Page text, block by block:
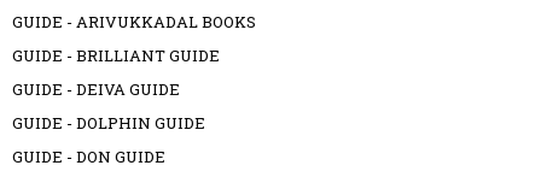
GUIDE - ARIVUKKADAL BOOKS
GUIDE - BRILLIANT GUIDE
GUIDE - DEIVA GUIDE
GUIDE - DOLPHIN GUIDE
GUIDE - DON GUIDE